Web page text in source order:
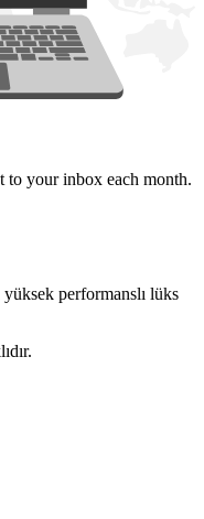
to your inbox each month.
performanslı lüks